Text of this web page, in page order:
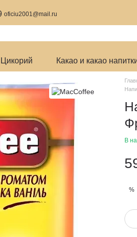
oficiu2001@mail.ru
Цикорий Какао и какао
В
%